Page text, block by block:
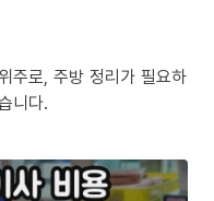
주로, 주방 정리가 필요하
니다.